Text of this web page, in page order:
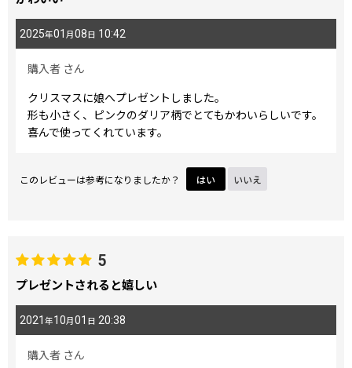
2025年01 月08日 10:42
購入者 さん
クリスマスに娘へプレゼントしました。
形も小さく、ピンクのダリア柄でとてもかわいらしいです。
喜んで使ってくれています。
このレビューは参考になりましたか？ はい いいえ
5
プレゼントされると嬉しい
2021 年10月 01 日 20:38
購入者 さん